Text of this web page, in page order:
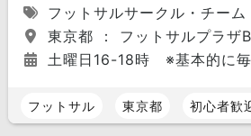
フットサルサークル・チーム
東京都 ： フットサルプラ
土曜日16-18時 ※基本的に毎
フットサル 東京都 初心者歓